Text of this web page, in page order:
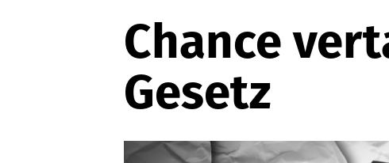
MEDIEN
Chance
Gesetz